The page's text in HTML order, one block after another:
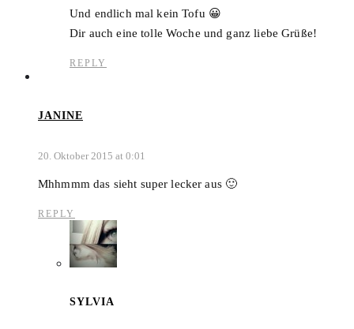
Und endlich mal kein Tofu 😀
Dir auch eine tolle Woche und ganz liebe Grüße!
REPLY
JANINE
20. Oktober 2015 at 0:01
Mhhmmm das sieht super lecker aus 🙂
REPLY
SYLVIA